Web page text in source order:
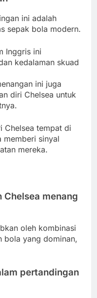
ini adalah
sepak bola modern.
Inggris ini
kedalaman skuad
ini juga
diri Chelsea untuk
Chelsea tempat di
memberi sinyal
mereka.
menang
oleh kombinasi
bola yang dominan,
pertandingan